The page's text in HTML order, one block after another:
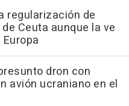
regularización de
Ceuta aunque la ve
dron con
avión ucraniano en el